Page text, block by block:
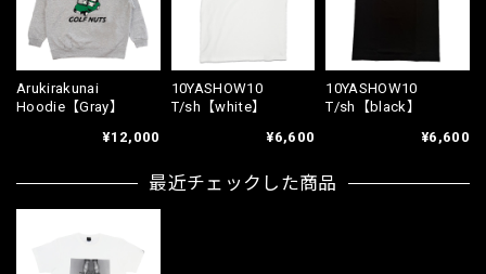
Arukirakunai
Hoodie【Gray】
¥12,000
10YASHOW10
T/sh【white】
¥6,600
10YASHOW10
T/sh【black】
¥6,600
最近チェックした商品